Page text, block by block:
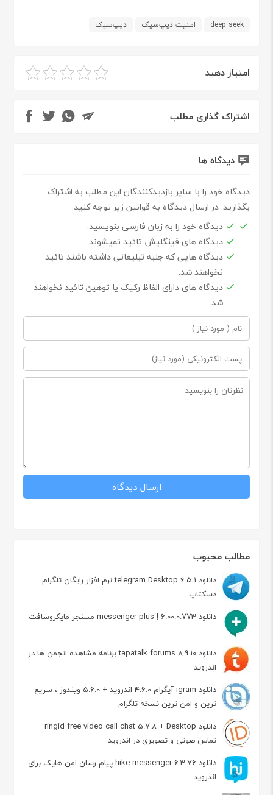
مطالب محبوب
دانلود telegram Desktop 6.5.1 نرم افزار رایگان تلگرام
دسکتاپ
دانلود messenger plus ! 6.00.0.773 مسنجر مایکروسافت
دانلود tapatalk forums 8.9.10 برنامه مشاهده انجمن ها در
اندروید
دانلود igram آیگرام 4.6.0 اندروید + 5.6.0 ویندوز ، سریع
ترین و امن ترین نسخه تلگرام
دانلود ringid free video call chat 5.7.8 + Desktop
تماس صوتی و تصویری در اندروید
دانلود hike messenger 6.3.76 پیام‌ رسان‌ امن هایک برای
اندروید
deep seek امنیت دیپ‌سیک دیپ‌سیک
امتیاز دهید
اشتراک گذاری مطلب
دیدگاه ها
دیدگاه خود را با سایر بازدیدکنندگان این مطلب به اشتراک
بگذارید. در ارسال دیدگاه به قوانین زیر توجه کنید.
دیدگاه خود را به زبان فارسی بنویسید.
دیدگاه های فینگلیش تائید نمیشوند.
دیدگاه هایی که جنبه تبلیغاتی داشته باشند تائید
نخواهند شد.
دیدگاه های دارای الفاظ رکیک یا توهین تائید نخواهند
شد.